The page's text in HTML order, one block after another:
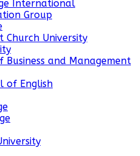
International
Group
Church University
Business and Management
of English